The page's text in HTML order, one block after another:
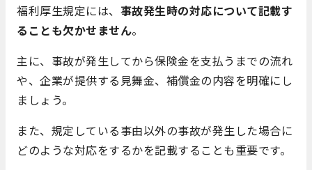
福利厚生規定には、 事故発生時の対応について記載す
ることも欠かせません。
主に、事故が発生してから保険金を支払うまでの流れ
や、企業が提供する見舞金、補償金の内容を明確にし
ましょう。
また、規定している事由以外の事故が発生した場合に
どのような対応をするかを記載することも重要です。